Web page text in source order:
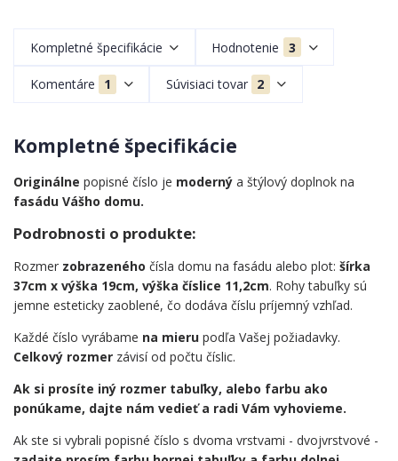
Kompletné špecifikácie Hodnotenie 3
Komentáre 1 Súvisiaci tovar 2
Kompletné špecifikácie
Originálne popisné číslo je moderný a štýlový doplnok na
fasádu Vášho domu.
Podrobnosti o produkte:
Rozmer zobrazeného čísla domu na fasádu alebo plot: šírka
37cm x výška 19cm, výška číslice 11,2cm. Rohy tabuľky sú
jemne esteticky zaoblené, čo dodáva číslu príjemný vzhľad.
Každé číslo vyrábame na mieru podľa Vašej požiadavky.
Celkový rozmer závisí od počtu číslic.
Ak si prosíte iný rozmer tabuľky, alebo farbu ako
ponúkame, dajte nám vedieť a radi Vám vyhovieme.
Ak ste si vybrali popisné číslo s dvoma vrstvami - dvojvrstvové -